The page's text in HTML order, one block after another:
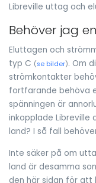
Libreville uttag och
Behöver jag
Eluttagen och
typ C (se bilder). Om
strömkontakter
fortfarande behöva
spänningen är
inkopplade Libreville
land? I så fall
Inte säker på om
land är desamma
den här sidan för att